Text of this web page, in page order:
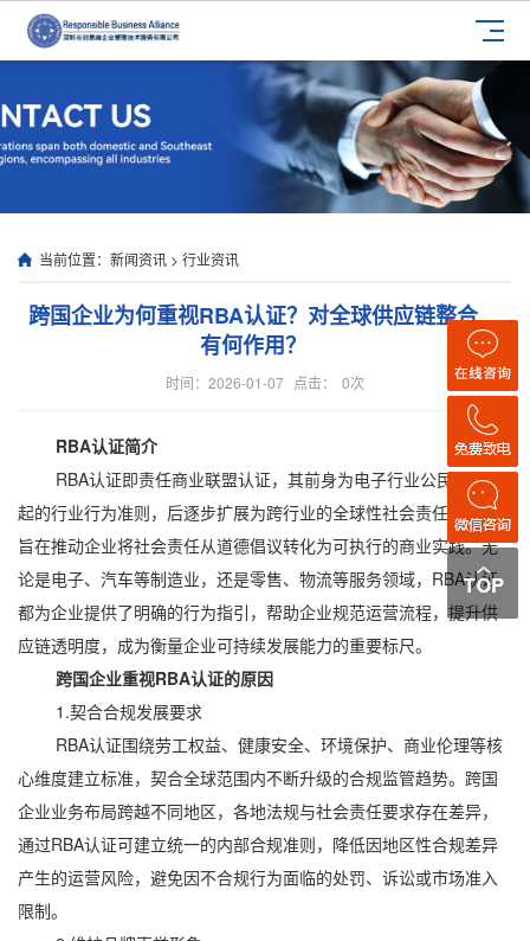
当前位置： 新闻资讯 > 行业资讯
跨国企业为何重视RBA认证？对全球供应链整合
有何作用？
时间：2026-01-07 点击： 0次
RBA认证简介
RBA认证即责任商业联盟认证，其前身为电子行业公民联盟发
起的行业行为准则，后逐步扩展为跨行业的全球性社会责任标准，
旨在推动企业将社会责任从道德倡议转化为可执行的商业实践。无
论是电子、汽车等制造业，还是零售、物流等服务领域，RBA认证
都为企业提供了明确的行为指引，帮助企业规范运营流程，提升供
应链透明度，成为衡量企业可持续发展能力的重要标尺。
跨国企业重视RBA认证的原因
1.契合合规发展要求
RBA认证围绕劳工权益、健康安全、环境保护、商业伦理等核
心维度建立标准，契合全球范围内不断升级的合规监管趋势。跨国
企业业务布局跨越不同地区，各地法规与社会责任要求存在差异，
通过RBA认证可建立统一的内部合规准则，降低因地区性合规差异
产生的运营风险，避免因不合规行为面临的处罚、诉讼或市场准入
限制。